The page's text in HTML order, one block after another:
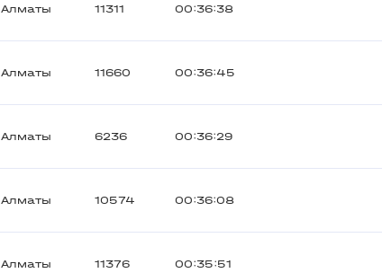
Алматы 11311 00:36:38
Алматы 11660 00:36:45
Алматы 6236 00:36:29
Алматы 10574 00:36:08
Алматы 11376 00:35:51